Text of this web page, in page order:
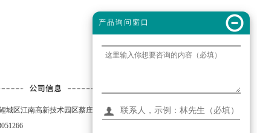
城区江南高新技术园区蔡庄元泰一路38号
产品询问窗口